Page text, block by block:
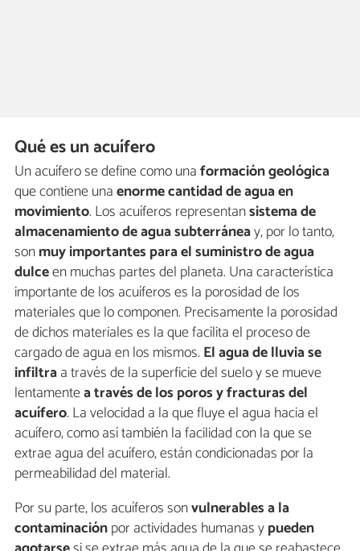
Qué es un acuífero
Un acuífero se define como unaformación geológica
que contiene unaenorme cantidad de agua en
movimiento. Los acuíferos representansistema de
almacenamiento de agua subterráneay, por lo tanto,
sonmuy importantes para el suministro de agua
dulceen muchas partes del planeta. Una característica
importante de los acuíferos es la porosidad de los
materiales que lo componen. Precisamente la porosidad
de dichos materiales es la que facilita el proceso de
cargado de agua en los mismos. El agua de lluvia se
infiltraa través de la superficie del suelo y se mueve
lentamentea través de los poros y fracturas del
acuífero. La velocidad a la que fluye el agua hacia el
acuífero, como así también la facilidad con la que se
extrae agua del acuífero, están condicionadas por la
permeabilidad del material.
Por su parte, los acuíferos sonvulnerables a la
contaminaciónpor actividades humanas ypueden